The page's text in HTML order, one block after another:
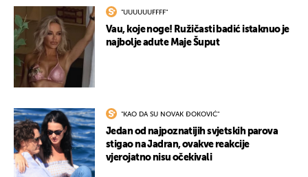
"UUUUUUFFFF"
Vau, koje noge! Ružičasti badić istaknuo je
najbolje adute Maje Šuput
"KAO DA SU NOVAK ĐOKOVIĆ"
Jedan od najpoznatijih svjetskih parova
stigao na Jadran, ovakve reakcije
vjerojatno nisu očekivali